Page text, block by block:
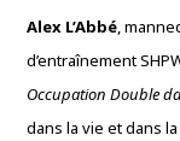
Alex L’Abbé,
d’entraînement
Occupation Double
dans la vie et dans